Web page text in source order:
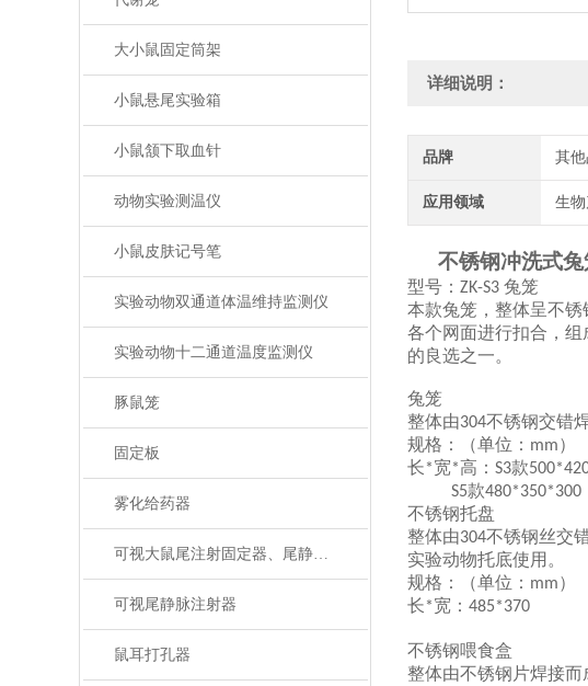
大小鼠固定筒架
小鼠悬尾实验箱
小鼠颔下取血针
动物实验测温仪
小鼠皮肤记号笔
实验动物双通道体温维持监测仪
实验动物十二通道温度监测仪
豚鼠笼
固定板
雾化给药器
可视大鼠尾注射固定器、尾静脉注射
可视尾静脉注射器
鼠耳打孔器
详细说明：
品牌 其
应用领域 生
不锈钢冲洗式兔
型号： ZK-S3 兔笼
本款兔笼，整体呈不
各个网面进行扣合，
的良选之一。
兔笼
整体由304不锈钢交错
规格：（单位： mm）
长*宽*高： S3款
S5款480*350*300
不锈钢托盘
整体由304不锈钢丝交
实验动物托底使用。
规格：（单位： mm）
长*宽： 485*370
不锈钢喂食盒
整体由不锈钢片焊接